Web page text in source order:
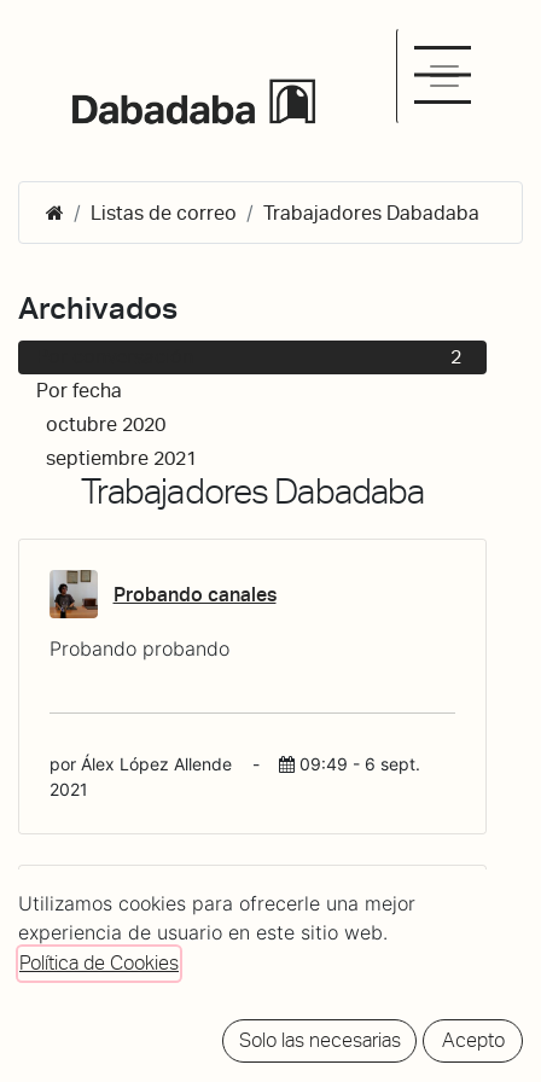
Listas de correo Trabajadores Dabadaba
Archivados
2
Por fecha
octubre 2020
septiembre 2021
Trabajadores Dabadaba
Probando canales
Probando probando
por Álex López Allende -
09:49 - 6 sept.
2021
Documento comunicación nuevos
ERTEs
Hola a todos,
Como sabréis, el Estado habilitó tras el 30
de septiembre dos modalidades nuevas de
Utilizamos cookies para ofrecerle una mejor
experiencia de usuario en este sitio web.
Política de Cookies
Solo las necesarias Acepto